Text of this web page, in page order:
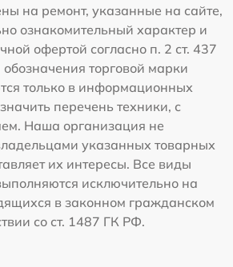
на ремонт, указанные на сайте,
ознакомительный характер и
офертой согласно п. 2 ст. 437
торговой марки
только в информационных
перечень техники, с
Наша организация не
указанных товарных
их интересы. Все виды
исключительно на
в законном гражданском
со ст. 1487 ГК РФ.